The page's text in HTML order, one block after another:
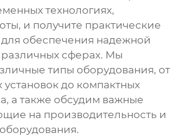
технологиях,
и получите практические
обеспечения надежной
различных сферах. Мы
типы оборудования, от
до компактных
а также обсудим важные
на производительность и